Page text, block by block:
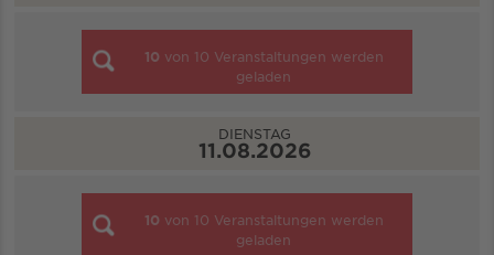
10 von 10 Veranstaltungen werden
geladen
DIENSTAG
11.08.2026
10 von 10 Veranstaltungen werden
geladen